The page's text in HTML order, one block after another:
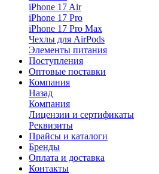
iPhone 17 Air
iPhone 17 Pro
iPhone 17 Pro Max
Чехлы для AirPods
Элементы питания
Поступления
Оптовые поставки
Компания
Назад
Компания
Лицензии и сертификаты
Реквизиты
Прайсы и каталоги
Бренды
Оплата и доставка
Контакты